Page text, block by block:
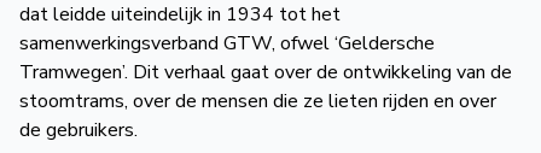
dat leidde uiteindelijk in 1934 tot het
samenwerkingsverband GTW, ofwel ‘Geldersche
Tramwegen’. Dit verhaal gaat over de ontwikkeling van de
stoomtrams, over de mensen die ze lieten rijden en over
de gebruikers.